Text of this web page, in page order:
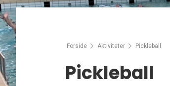
Forside Aktiviteter Pickleball
Pickleball